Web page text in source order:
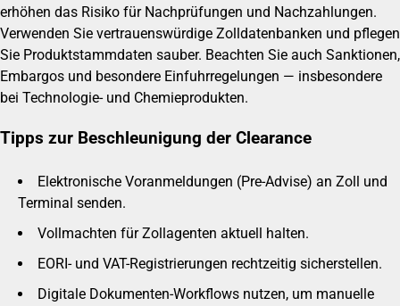
erhöhen das Risiko für Nachprüfungen und Nachzahlungen.
Verwenden Sie vertrauenswürdige Zolldatenbanken und pflegen
Sie Produktstammdaten sauber. Beachten Sie auch Sanktionen,
Embargos und besondere Einfuhrregelungen — insbesondere
bei Technologie- und Chemieprodukten.
Tipps zur Beschleunigung der Clearance
Elektronische Voranmeldungen (Pre-Advise) an Zoll und
Terminal senden.
Vollmachten für Zollagenten aktuell halten.
EORI- und VAT-Registrierungen rechtzeitig sicherstellen.
Digitale Dokumenten-Workflows nutzen, um manuelle